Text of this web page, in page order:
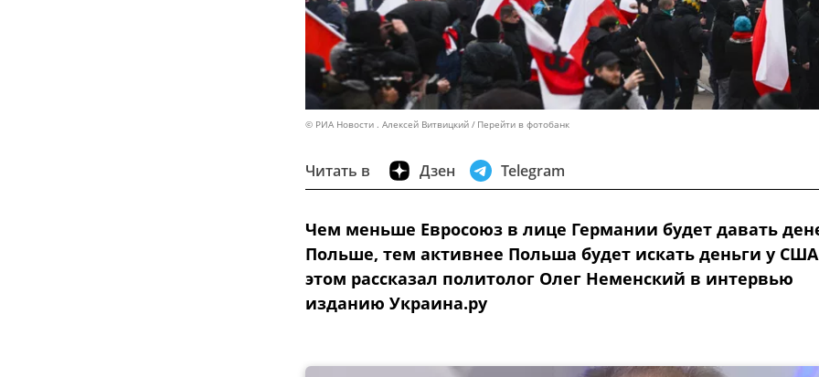
© РИА Новости . Алексей Витвицкий Перейти в фотобанк
Читать в Дзен Telegram
Чем меньше Евросоюз в лице Германии будет давать
Польше, тем активнее Польша будет искать деньги у
этом рассказал политолог Олег Неменский в интервью
изданию Украина.ру